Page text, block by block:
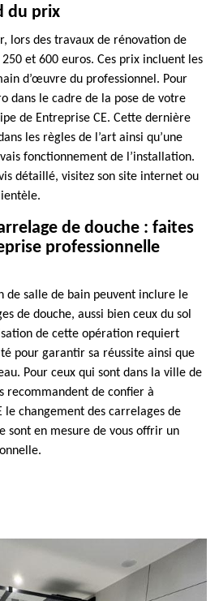
du prix
lors des travaux de rénovation de
et 600 euros. Ces prix incluent les
d’œuvre du professionnel. Pour
dans le cadre de la pose de votre
de Entreprise CE. Cette dernière
les règles de l’art ainsi qu’une
fonctionnement de l’installation.
détaillé, visitez son site internet ou
de douche : faites
professionnelle
de salle de bain peuvent inclure le
de douche, aussi bien ceux du sol
de cette opération requiert
pour garantir sa réussite ainsi que
Pour ceux qui sont dans la ville de
recommandent de confier à
le changement des carrelages de
sont en mesure de vous offrir un